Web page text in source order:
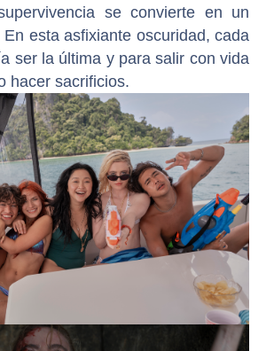
se convierte en un
esta asfixiante oscuridad, cada
ser la última y para salir con vida
hacer sacrificios.